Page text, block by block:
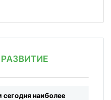
сегодня наиболее